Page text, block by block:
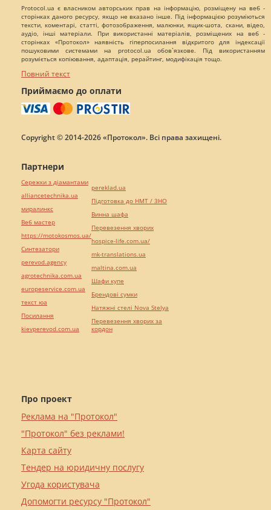
Protocol.ua є власником авторських прав на інформацію, розміщену на веб -
сторінках даного ресурсу, якщо не вказано інше. Під інформацією розуміються
тексти, коментарі, статті, фотозображення, малюнки, ящик-шота, скани, відео,
аудіо, інші матеріали. При використанні матеріалів, розміщених на веб -
сторінках «Протокол» наявність гіперпосилання відкритого для індексації
пошуковими системами на protocol.ua обов`язкове. Під використанням
розуміється копіювання, адаптація, рерайтинг, модифікація тощо.
Повний текст
Приймаємо до оплати
Copyright © 2014-2026 «Протокол». Всі права захищені.
Про проект
Реклама на "Протокол"
"Протокол" без реклами!
Карта сайту
Тендер на юридичну послугу
Угода користувача
Допомогти ресурсу "Протокол"
Партнери
Сережки з діамантами
alliancetechnika.ua
миралинкс
Веб мастер
https://motokosmos.ua/
Синтезатори
perevod.agency
agrotechnika.com.ua
europeservice.com.ua
текст юа
Посилання
kievperevod.com.ua
pereklad.ua
Підготовка до НМТ / ЗНО
Винна шафа
Перевезення хворих
hospice-life.com.ua/
mk-translations.ua
maltina.com.ua
Шафи купе
Брендові сумки
Натяжні стелі Nova Stelya
Перевезення хворих за
кордон